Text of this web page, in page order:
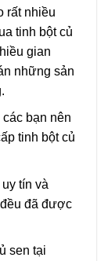
rất nhiều
tinh bột củ
gian
những sản
bạn nên
tinh bột củ
tín và
đã được
sen tại